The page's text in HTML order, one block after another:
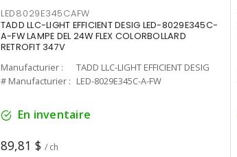
LED8029E345CAFW
TADD LLC-LIGHT EFFICIENT DESIG LED-8029E345C-
A-FW LAMPE DEL 24W FLEX COLORBOLLARD
RETROFIT 347V
Manufacturier :
TADD LLC-LIGHT EFFICIENT DESIG
# Manufacturier : LED-8029E345C-A-FW
En inventaire
89,81 $ / ch